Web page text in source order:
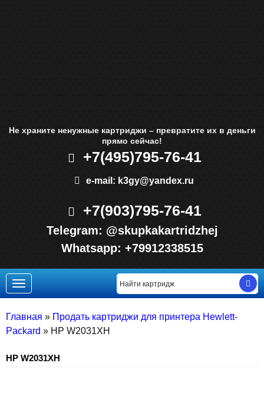
Не храните ненужные картриджи – превратите их в деньги
прямо сейчас!
+7(495)795-76-41
e-mail: k3gy@yandex.ru
+7(903)795-76-41
Telegram: @skupkakartridzhej
Whatsapp: +79912338515
Toggle
navigation
Главная » Продать картриджи для принтера Hewlett-
Packard » HP W2031XH
HP W2031XH